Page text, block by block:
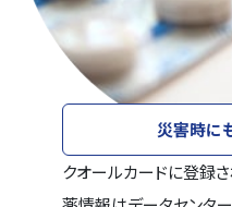
災害時に
クオールカードに登録